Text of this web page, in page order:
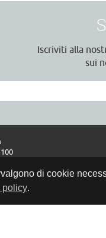
di cookie
policy.
Iscriviti alla
sui
24